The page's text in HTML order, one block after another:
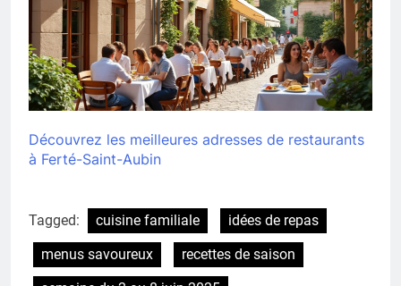
Découvrez les meilleures adresses de restaurants
à Ferté-Saint-Aubin
Tagged: cuisine familiale
idées de repas
menus savoureux
recettes de saison